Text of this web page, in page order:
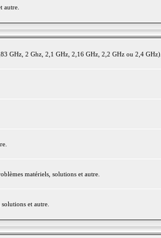
autre.
GHz, 2 Ghz, 2,1 GHz, 2,16 GHz, 2,2 GHz ou 2,4 GHz).
matériels, solutions et autre.
et autre.